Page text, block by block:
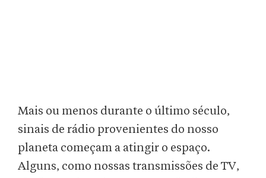
Mais ou menos durante o último século,
sinais de rádio provenientes do nosso
planeta começam a atingir o espaço.
Alguns, como nossas transmissões de TV,